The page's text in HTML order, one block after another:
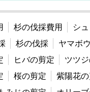
杉の伐採費用 シ
杉の伐採 ヤマボ
ヒバの剪定 ツツ
桜の剪定 紫陽花